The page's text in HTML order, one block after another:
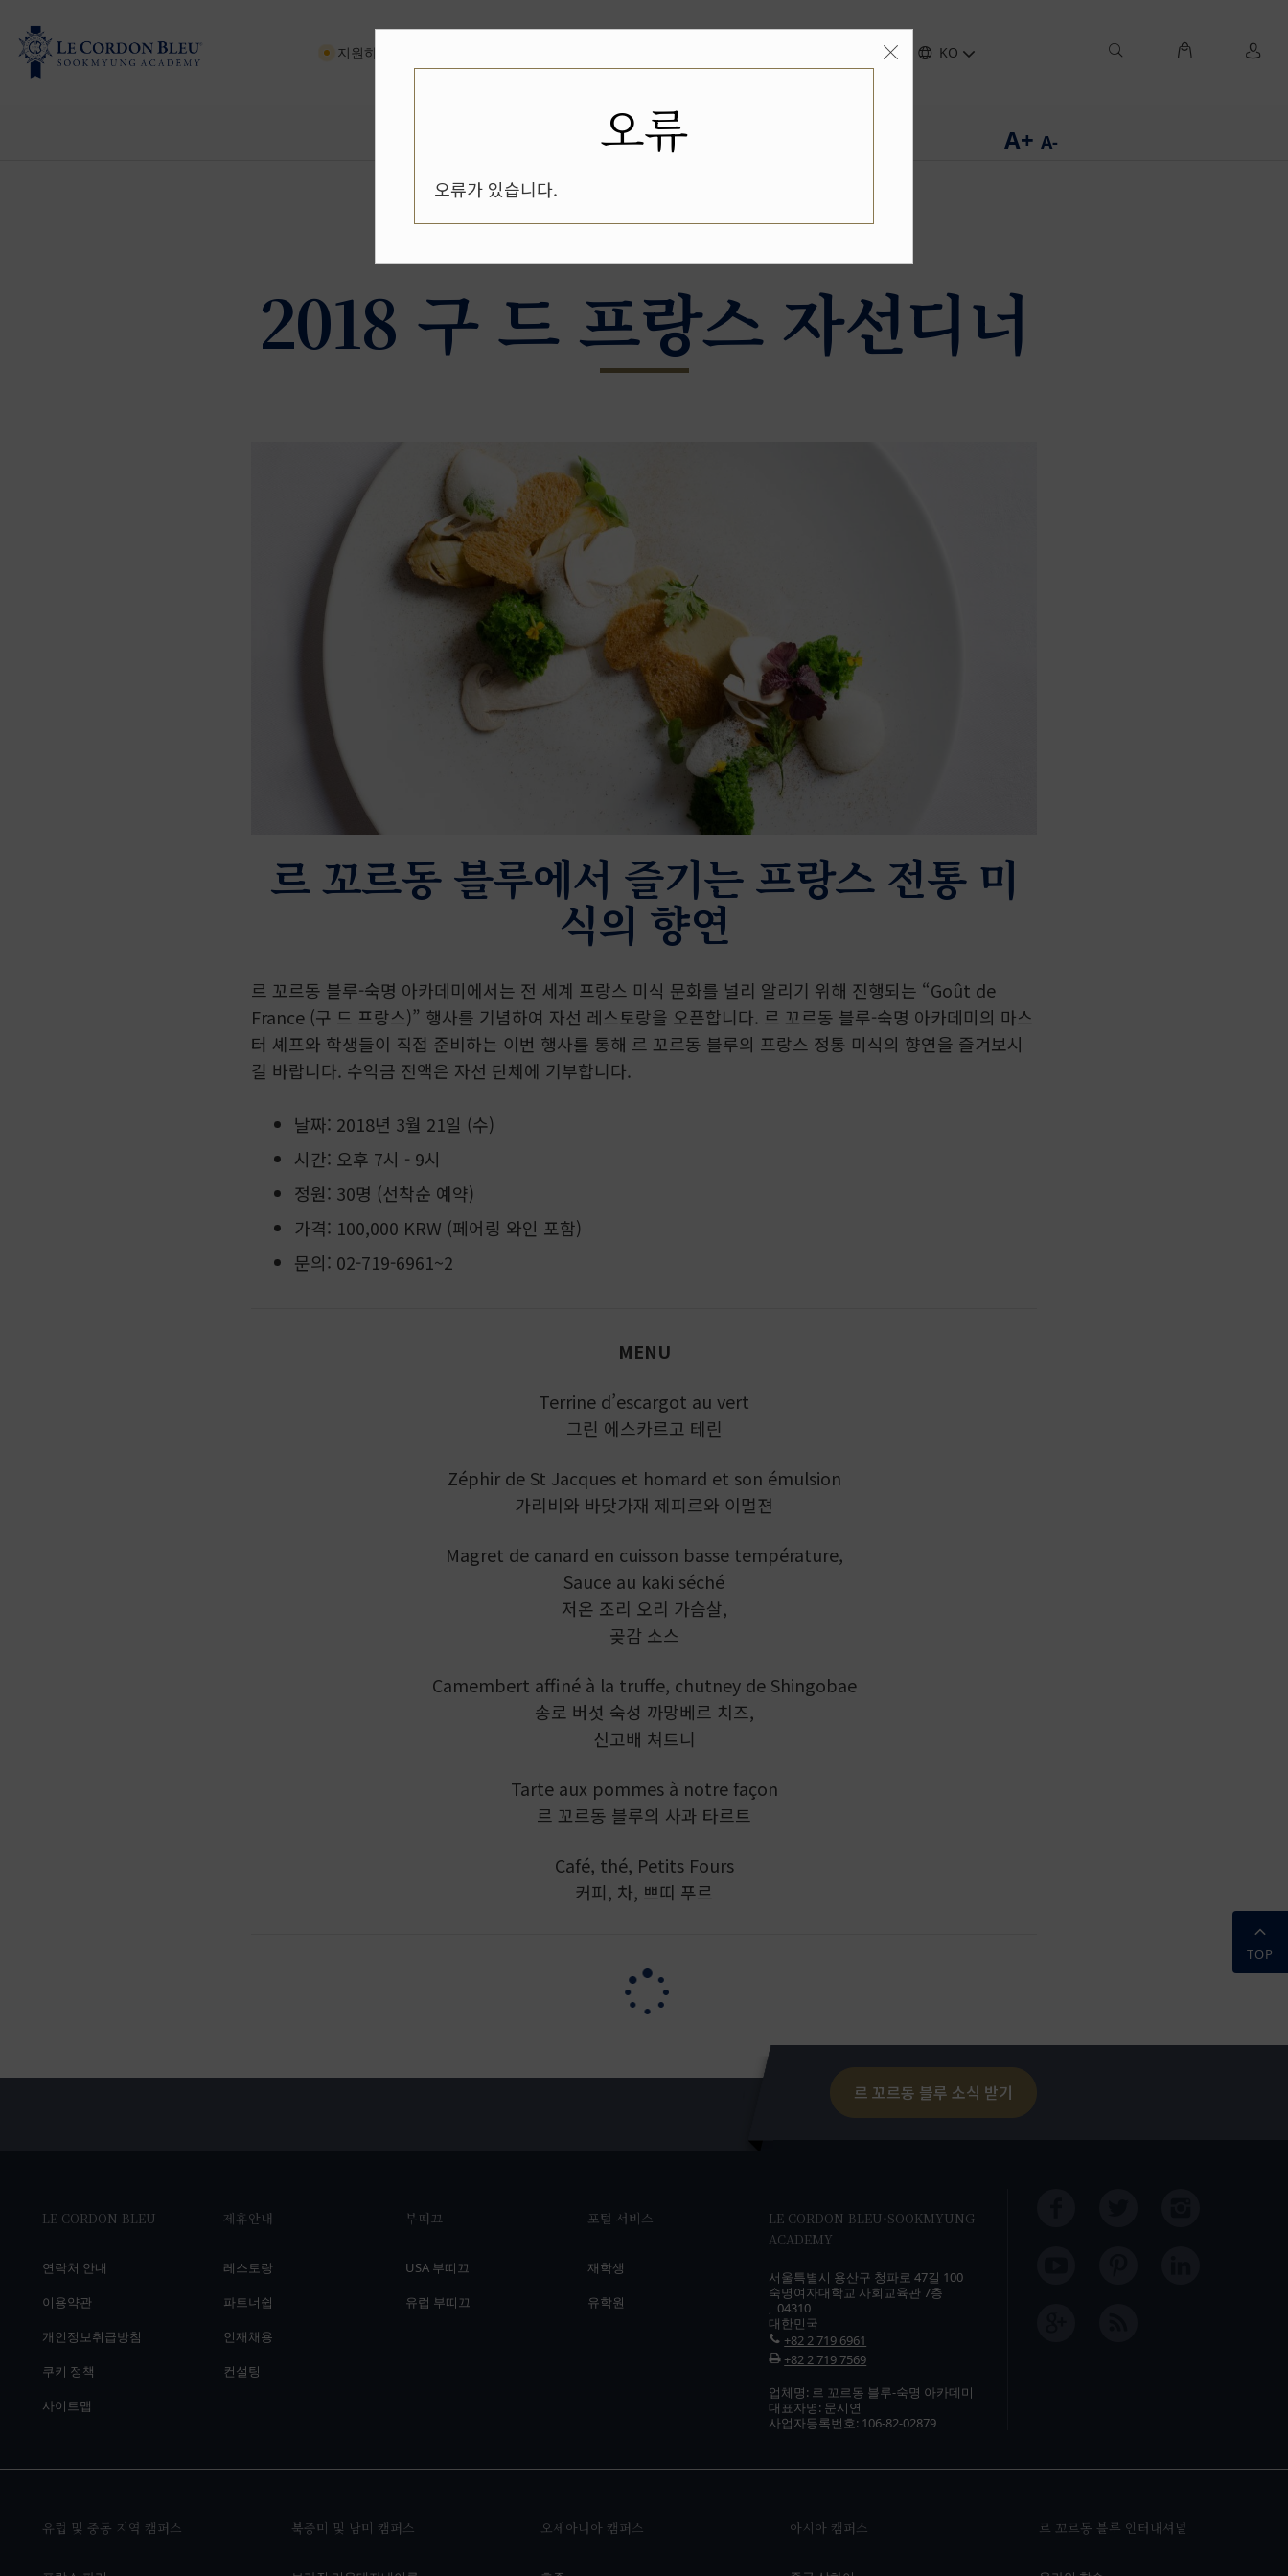
지원하기 KO
A+ A-
2018 구 드 프랑스 자선디너
르 꼬르동 블루에서 즐기는 프랑스 전통 미
식의 향연
르 꼬르동 블루-숙명 아카데미에서는 전 세계 프랑스 미식 문화를 널리 알리기 위해 진행되는 “Goût de
France (구 드 프랑스)” 행사를 기념하여 자선 레스토랑을 오픈합니다. 르 꼬르동 블루-숙명 아카데미의 마스
터 셰프와 학생들이 직접 준비하는 이번 행사를 통해 르 꼬르동 블루의 프랑스 정통 미식의 향연을 즐겨보시
길 바랍니다. 수익금 전액은 자선 단체에 기부합니다.
날짜: 2018년 3월 21일 (수)
시간: 오후 7시 - 9시
정원: 30명 (선착순 예약)
가격: 100,000 KRW (페어링 와인 포함)
문의: 02-719-6961~2
MENU
Terrine d’escargot au vert
그린 에스카르고 테린
Zéphir de St Jacques et homard et son émulsion
가리비와 바닷가재 제피르와 이멀젼
Magret de canard en cuisson basse température,
Sauce au kaki séché
저온 조리 오리 가슴살,
곶감 소스
Camembert affiné à la truffe, chutney de Shingobae
송로 버섯 숙성 까망베르 치즈,
신고배 쳐트니
Tarte aux pommes à notre façon
르 꼬르동 블루의 사과 타르트
Café, thé, Petits Fours
커피, 차, 쁘띠 푸르
르 꼬르동 블루 소식 받기
TOP
LE CORDON BLEU
연락처 안내
이용약관
개인정보취급방침
쿠키 정책
사이트맵
제휴안내
레스토랑
파트너쉽
인재채용
컨설팅
부띠끄
USA 부띠끄
유럽 부띠끄
포털 서비스
재학생
유학원
LE CORDON BLEU-SOOKMYUNG
ACADEMY
서울특별시 용산구 청파로 47길 100
숙명여자대학교 사회교육관 7층
, 04310
대한민국
+82 2 719 6961
+82 2 719 7569
업체명: 르 꼬르동 블루-숙명 아카데미
대표자명: 문시연
사업자등록번호: 106-82-02879
유럽 및 중동 지역 캠퍼스 북중미 및 남미 캠퍼스 오세아니아 캠퍼스 아시아 캠퍼스 르 꼬르동 블루 인터내셔널
오류
오류가 있습니다.